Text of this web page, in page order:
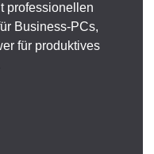
professionellen
Business-PCs,
für produktives